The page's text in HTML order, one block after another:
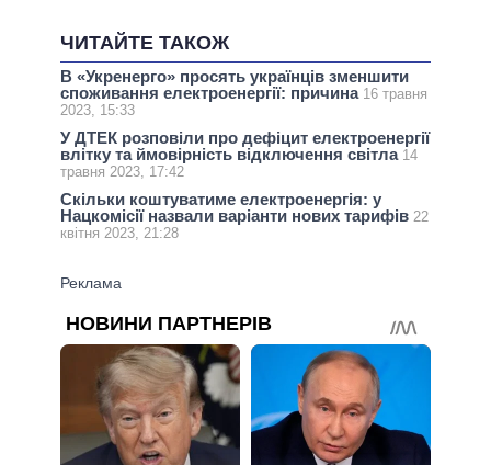
ЧИТАЙТЕ ТАКОЖ
В «Укренерго» просять українців зменшити
споживання електроенергії: причина 16 травня
2023, 15:33
У ДТЕК розповіли про дефіцит електроенергії
влітку та ймовірність відключення світла 14
травня 2023, 17:42
Скільки коштуватиме електроенергія: у
Нацкомісії назвали варіанти нових тарифів 22
квітня 2023, 21:28